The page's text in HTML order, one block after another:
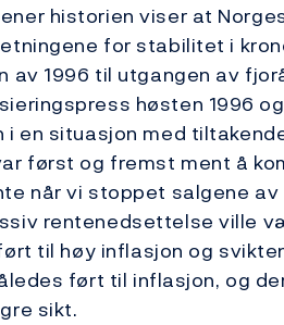
historien viser at
for stabilitet i
av 1996 til utgangen av
høsten 1996
i en situasjon med
først og fremst ment å
når vi stoppet salgene av
rentenedsettelse ville
til høy inflasjon og
ført til inflasjon, og
sikt.